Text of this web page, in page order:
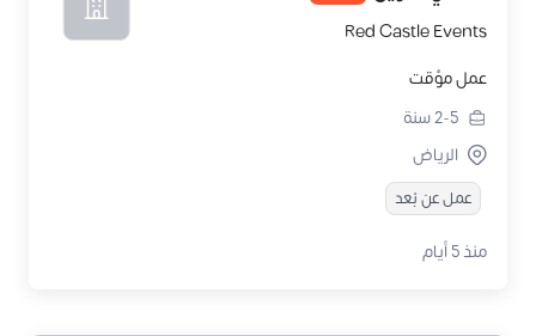
Red Castle Events
عمل مؤقت
2-5سنة
الرياض
عمل عن بُعد
منذ 5 أيام